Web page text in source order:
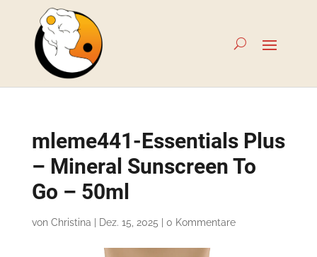
mleme441-Essentials Plus
– Mineral Sunscreen To
Go – 50ml
von Christina Dez. 15, 2025 0 Kommentare